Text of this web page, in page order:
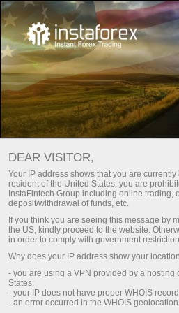
Keselamatan
InstaTrade
Membuka akaun bersama
pelanggan akan menerima
dalam aspek kewangan dan
sebahagian besar teknologi
Syarikat InstaTrade
bank .
InstaTrade berbesar
penaja
DEAR VISITOR,
Your IP address shows that you are
resident of the United States, you are
InstaFintech Group including online trading,
deposit/withdrawal of funds, etc.
If you think you are seeing this message by
the US, kindly proceed to the website.
in order to comply with government
Why does your IP address show your
- you are using a VPN provided by a hosting
States;
- your IP does not have proper WHOIS
- an error occurred in the WHOIS